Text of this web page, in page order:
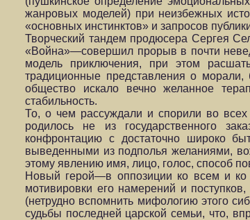
жанровых моделей) при неизбежных
«основных инстинктов» и запросов
Творческий тандем продюсера Сергея
«Война»—совершил прорыв в почти
модель приключения, при этом
традиционные представления о
общество искало вечно желанное
стабильность.
То, о чем рассуждали и спорили во
родилось не из государственного
конфронтацию с достаточно широко
выведенными из подполья желаниями,
этому явлению имя, лицо, голос, способ
Новый герой—в оппозиции ко всем и
мотивировки его намерений и
(нетрудно вспомнить мифологию этого
судьбы последней царской семьи, что,